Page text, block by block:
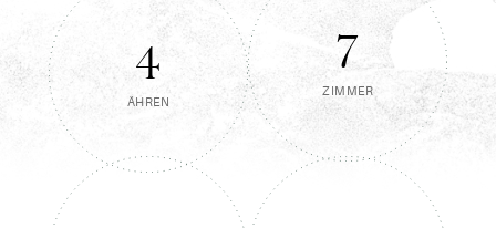
4
ÄHREN
7
ZIMMER